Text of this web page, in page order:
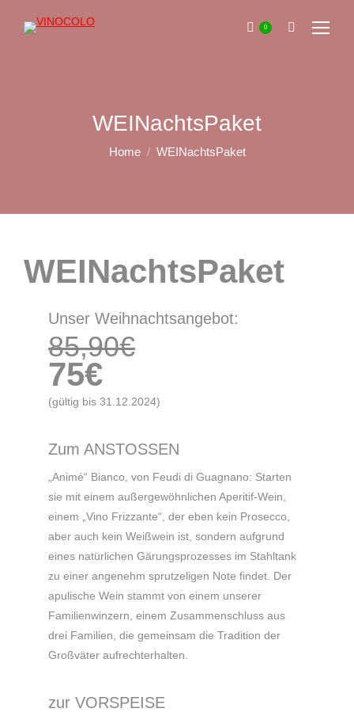
0 Search:
WEINachtsPaket
You are here:
Home WEINachtsPaket
WEINachtsPaket
Unser Weihnachtsangebot:
85,90€
75€
(gültig bis 31.12.2024)
Zum ANSTOSSEN
„Animé“ Bianco, von Feudi di Guagnano: Starten
sie mit einem außergewöhnlichen Aperitif-Wein,
einem „Vino Frizzante“, der eben kein Prosecco,
aber auch kein Weißwein ist, sondern aufgrund
eines natürlichen Gärungsprozesses im Stahltank
zu einer angenehm sprutzeligen Note findet. Der
apulische Wein stammt von einem unserer
Familienwinzern, einem Zusammenschluss aus
drei Familien, die gemeinsam die Tradition der
Großväter aufrechterhalten.
zur VORSPEISE